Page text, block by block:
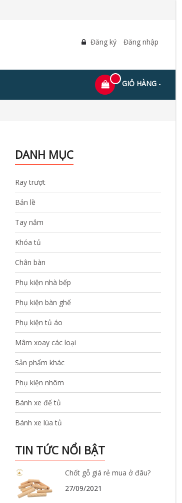
Đăng ký Đăng nhập
GIỎ HÀNG -
DANH MỤC
Ray trượt
Bản lề
Tay nắm
Khóa tủ
Chân bàn
Phụ kiện nhà bếp
Phụ kiện bàn ghế
Phụ kiện tủ áo
Mâm xoay các loại
Sản phẩm khác
Phụ kiện nhôm
Bánh xe đế tủ
Bánh xe lùa tủ
TIN TỨC NỔI BẬT
Chốt gỗ giá rẻ mua ở đâu?
27/09/2021